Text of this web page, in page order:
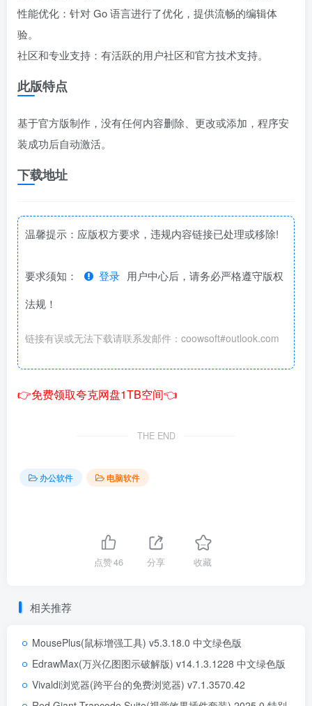
性能优化：针对 Go 语言进行了优化，提供流畅的编辑体
验。
社区和专业支持：有活跃的用户社区和官方技术支持。
此版特点
基于官方版制作，没有任何内容删除、更改或添加，程序安
装成功后自动激活。
下载地址
温馨提示：应版权方要求，违规内容链接已处理或移除!
要求须知： 登录 用户中心后，请务必严格遵守版权
法规！
链接有误或无法下载请联系发邮件：coowsoft#outlook.com
👉免费领取夸克网盘1TB空间👈
THE END
办公软件 电脑软件
点赞46 分享 收藏
相关推荐
MousePlus(鼠标增强工具) v5.3.18.0 中文绿色版
EdrawMax(万兴亿图图示破解版) v14.1.3.1228 中文绿色版
Vivaldi浏览器(跨平台的免费浏览器) v7.1.3570.42